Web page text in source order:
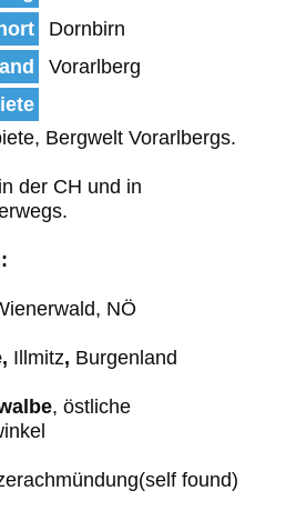
Dornbirn
Vorarlberg
Bergwelt Vorarlbergs.
der CH und in
NÖ
Illmitz, Burgenland
, östliche
found)